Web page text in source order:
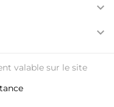


valable sur le site